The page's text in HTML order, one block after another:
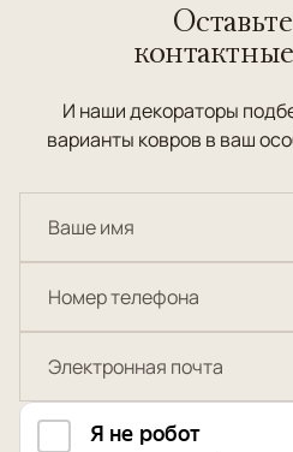
И наши декораторы
варианты ковров в ваш